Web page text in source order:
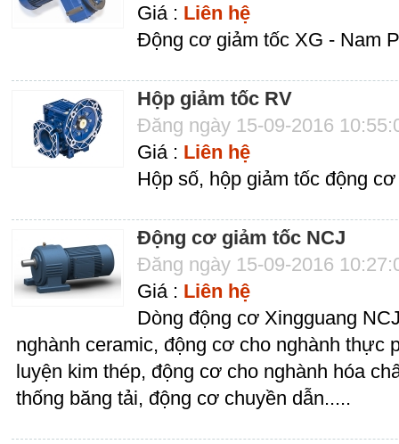
Giá : Liên hệ
Động cơ giảm tốc XG - Nam
Hộp giảm tốc RV
Đăng ngày 15-09-2016
Giá : Liên hệ
Hộp số, hộp giảm tốc động cơ
Động cơ giảm tốc NCJ
Đăng ngày 15-09-2016
Giá : Liên hệ
Dòng động cơ Xingguang
nghành ceramic, động cơ cho nghành thực
luyện kim thép, động cơ cho nghành hóa
thống băng tải, động cơ chuyền dẫn.....